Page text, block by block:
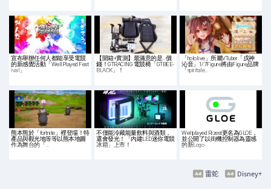
宣布舉辦任何人都能享受電競
的新感覺活動「WellPlayed Fest
ival」
【開箱+實測】最滿意的是…價
錢！GTRACING 電競椅「GTBEE-
BLACK」！
「hololive」所屬VTuber「戌神
沁音」1/7Figure將由Figure品牌
「spiritale…
熊本熊於「fortnite」裡登場！特
產品與觀光地等等以熊本地圖
作為舞台的「…
不僅能冷藏能量飲料與酒類，
還會發光！「內建LED迷你電競
冰箱」上市！
Wellplayed Rizest更名為GLOE，
並公開了以街機控制器為靈感
的新Logo
Disney+
雷蛇